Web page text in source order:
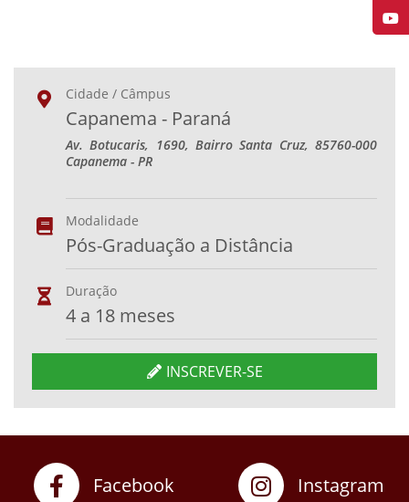
Cidade / Câmpus
Capanema - Paraná
Av. Botucaris, 1690, Bairro Santa Cruz, 85760-000
Capanema - PR
Modalidade
Pós-Graduação a Distância
Duração
4 a 18 meses
INSCREVER-SE
Facebook Instagram